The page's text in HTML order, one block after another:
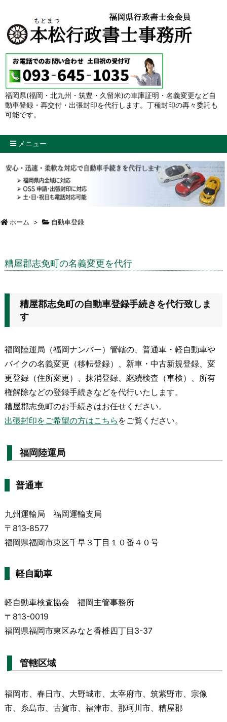
福岡県(福岡・北九州・筑豊・久留米)の車庫証明・名義変更など自
動車登録・再交付・出張封印を代行します。丁種封印の再々委託も
可能です。
メニュー
ホーム > 自動車登録
糟屋郡志免町の名義変更を代行
糟屋郡志免町の自動車登録手続きを代行致しま
す
福岡陸運局（福岡ナンバー）管轄の、普通車・軽自動車や
バイクの名義変更（移転登録）、新車・中古新規登録、変
更登録（住所変更）、抹消登録、継続検査（車検）、所有
権解除などの登録手続きなどを代行いたします。
糟屋郡志免町のお手続きはお任せください。
出張封印をご希望の方はこちら をご覧ください。
福岡陸運局
普通車
九州運輸局 福岡運輸支局
〒813‐8577
福岡県福岡市東区千早３丁目１０番４０号
軽自動車
軽自動車検査協会 福岡主管事務所
〒813-0019
福岡県福岡市東区みなと香椎四丁目3-37
管轄区域
福岡市、春日市、大野城市、太宰府市、筑紫野市、宗像
市、糸島市、古賀市、福津市、那珂川市、糟屋郡